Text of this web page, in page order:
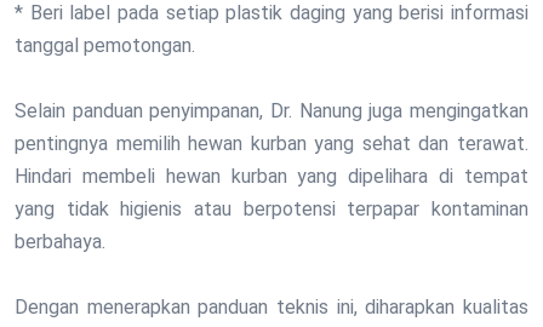
* Beri label pada setiap plastik daging yang berisi informasi
tanggal pemotongan.
Selain panduan penyimpanan, Dr. Nanung juga mengingatkan
pentingnya memilih hewan kurban yang sehat dan terawat.
Hindari membeli hewan kurban yang dipelihara di tempat
yang tidak higienis atau berpotensi terpapar kontaminan
berbahaya.
Dengan menerapkan panduan teknis ini, diharapkan kualitas